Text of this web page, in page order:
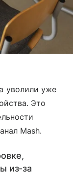
уволили уже
Это
Mash.
из-за